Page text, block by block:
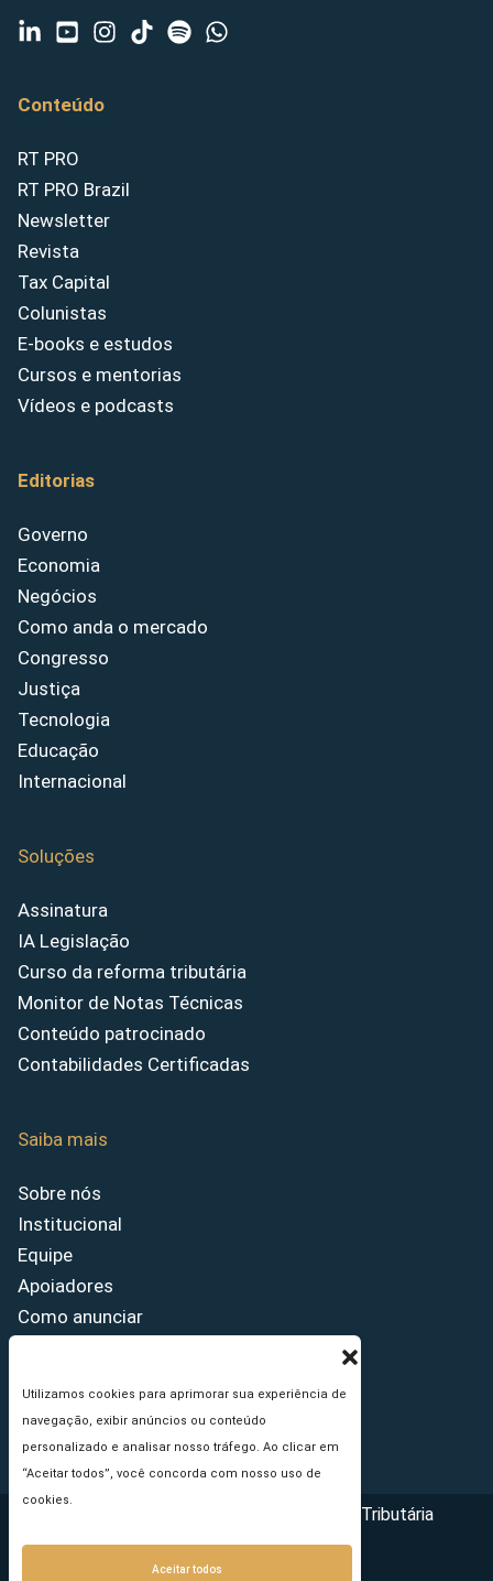
Utilizamos cookies para aprimorar sua experiência de
navegação, exibir anúncios ou conteúdo
personalizado e analisar nosso tráfego. Ao clicar em
“Aceitar todos”, você concorda com nosso uso de
cookies.
Aceitar todos
Conteúdo
RT PRO
RT PRO Brazil
Newsletter
Revista
Tax Capital
Colunistas
E-books e estudos
Cursos e mentorias
Vídeos e podcasts
Editorias
Governo
Economia
Negócios
Como anda o mercado
Congresso
Justiça
Tecnologia
Educação
Internacional
Soluções
Assinatura
IA Legislação
Curso da reforma tributária
Monitor de Notas Técnicas
Conteúdo patrocinado
Contabilidades Certificadas
Saiba mais
Sobre nós
Institucional
Equipe
Apoiadores
Como anunciar
Princípios Editoriais
Copyright © 2026 - Portal da Reforma Tributária